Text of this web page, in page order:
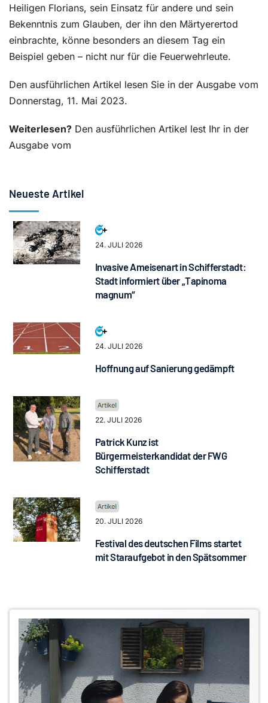
Heiligen Florians, sein Einsatz für andere und sein
Bekenntnis zum Glauben, der ihn den Märtyerertod
einbrachte, könne besonders an diesem Tag ein
Beispiel geben – nicht nur für die Feuerwehrleute.
Den ausführlichen Artikel lesen Sie in der Ausgabe vom
Donnerstag, 11. Mai 2023.
Weiterlesen? Den ausführlichen Artikel lest Ihr in der
Ausgabe vom
Neueste Artikel
24. JULI 2026
Invasive Ameisenart in Schifferstadt:
Stadt informiert über „Tapinoma
magnum“
24. JULI 2026
Hoffnung auf Sanierung gedämpft
22. JULI 2026
Patrick Kunz ist
Bürgermeisterkandidat der FWG
Schifferstadt
20. JULI 2026
Festival des deutschen Films startet
mit Staraufgebot in den Spätsommer